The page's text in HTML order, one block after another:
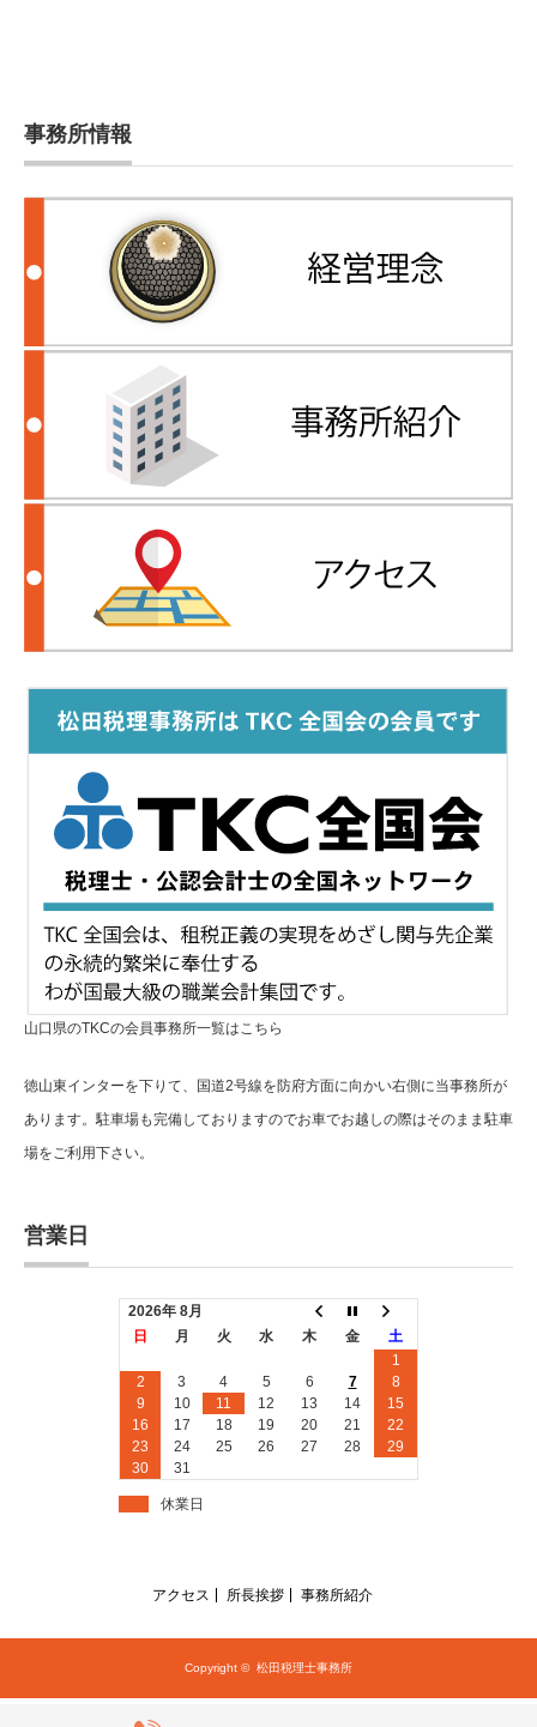
事務所情報
山口県のTKCの会員事務所一覧はこちら
徳山東インターを下りて、国道2号線を防府方面に向かい右側に当事務所が
あります。駐車場も完備しておりますのでお車でお越しの際はそのまま駐車
場をご利用下さい。
営業日
2026年 8月
日
月 火 水 木 金
土
1
2
3 4 5 6 7
8
9
10 11 12 13 14
15
16
17 18 19 20 21
22
23
24 25 26 27 28
29
30
31
休業日
アクセス 所長挨拶 事務所紹介
Copyright © 松田税理士事務所